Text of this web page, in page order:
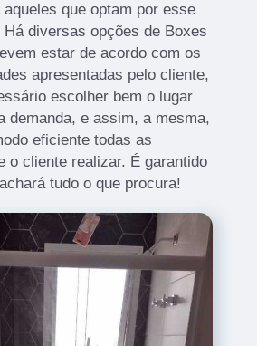
que optam por esse
diversas opções de Boxes
estar de acordo com os
apresentadas pelo cliente,
escolher bem o lugar
demanda, e assim, a mesma,
eficiente todas as
o cliente realizar. É garantido
tudo o que procura!